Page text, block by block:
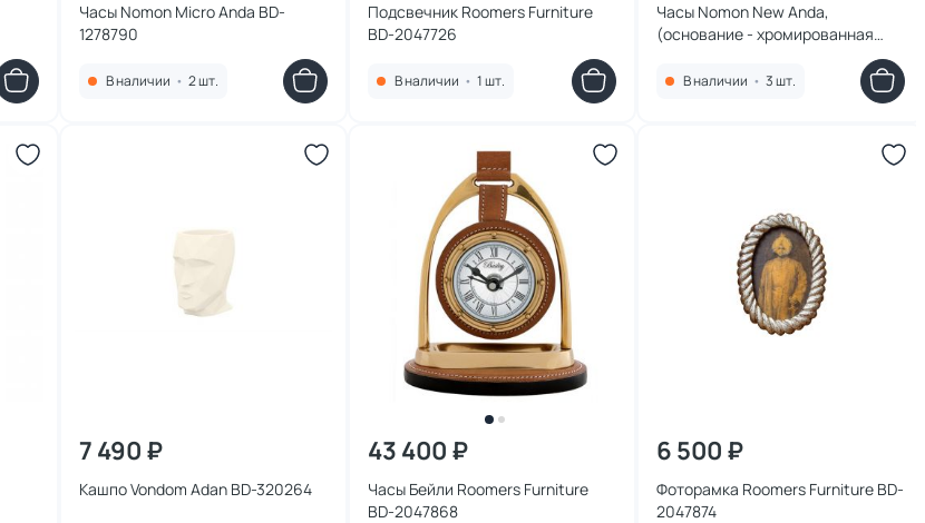
Часы Nomon Micro Anda BD-
1278790
В наличии • 2 шт.
Подсвечник Roomers Furniture
BD-2047726
В наличии • 1 шт.
Часы Nomon New Anda,
(основание - хромированная
сталь/стрелки - черный лак).
D=70см, H=100см BD-111759
В наличии • 3 шт.
7 490 ₽
Кашпо Vondom Adan BD-320264
43 400 ₽
Часы Бейли Roomers Furniture
BD-2047868
6 500 ₽
Фоторамка Roomers Furniture BD-
2047874